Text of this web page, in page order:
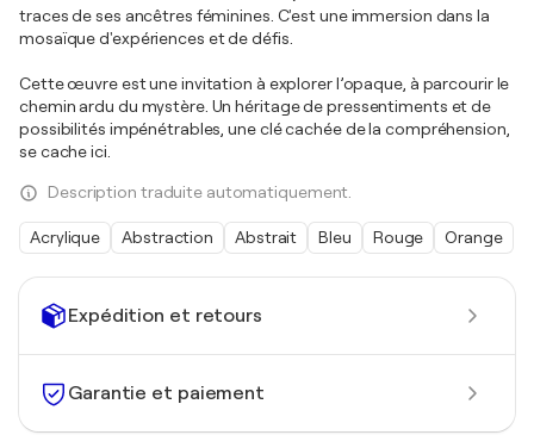
Expédition et retours
Garantie et paiement
traces de ses ancêtres féminines. C'est une immersion dans la
mosaïque d'expériences et de défis.
Cette œuvre est une invitation à explorer l’opaque, à parcourir le
chemin ardu du mystère. Un héritage de pressentiments et de
possibilités impénétrables, une clé cachée de la compréhension,
se cache ici.
Description traduite automatiquement.
Acrylique Abstraction Abstrait Bleu Rouge Orange